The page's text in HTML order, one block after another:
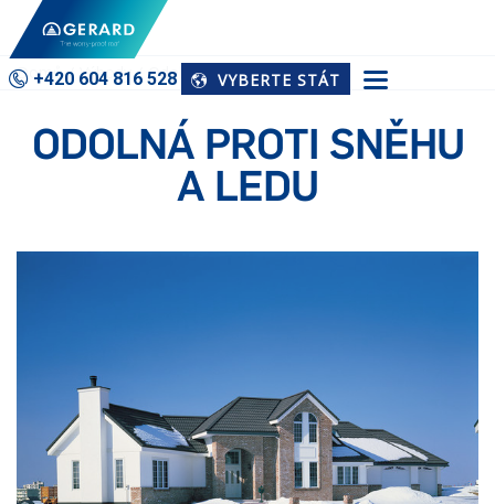
+420 604 816 528 VYBERTE STÁT
Domů Výhody Odolná Proti Sněhu A Ledu
ODOLNÁ PROTI SNĚHU
A LEDU